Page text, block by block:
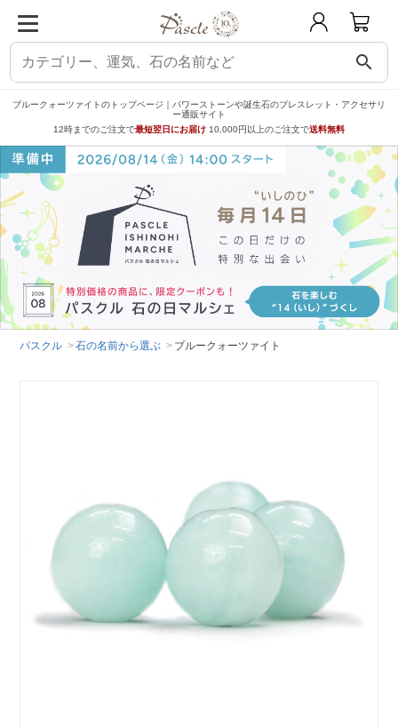
search
ブルークォーツァイトのトップページ｜パワーストーンや誕生石のブレスレット・アクセサリ
ー通販サイト
12時までのご注文で最短翌日にお届け 10,000円以上のご注文で送料無料
パスクル 石の名前から選ぶ ブルークォーツァイト